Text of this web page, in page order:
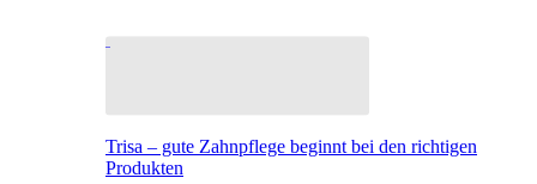
Trisa – gute Zahnpflege beginnt bei den richtigen
Produkten